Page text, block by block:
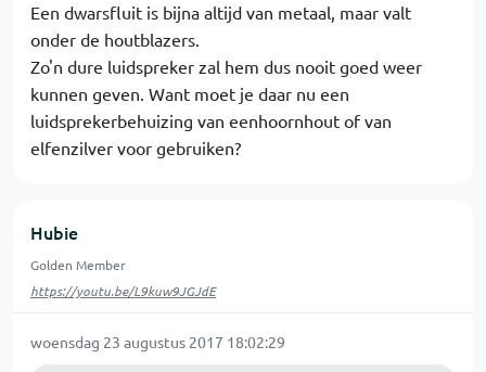
Een dwarsfluit is bijna altijd van metaal, maar valt
onder de houtblazers.
Zo'n dure luidspreker zal hem dus nooit goed weer
kunnen geven. Want moet je daar nu een
luidsprekerbehuizing van eenhoornhout of van
elfenzilver voor gebruiken?
Hubie
Golden Member
https://youtu.be/L9kuw9JGJdE
woensdag 23 augustus 2017 18:02:29